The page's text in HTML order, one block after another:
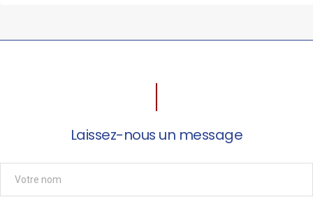
Laissez-nous un message